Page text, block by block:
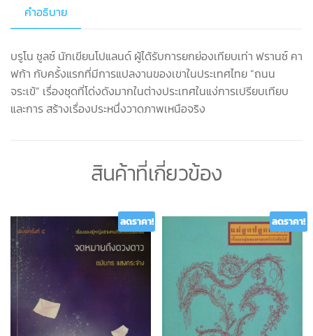
คำอธิบาย
บรูโน ชูลซ์ นักเขียนโปแลนด์ ผู้ได้รับการยกย่องเทียบเท่า ฟรานซ์ คา
ฟก้า กับครั้งแรกที่มีการแปลงานของเขาในประเทศไทย “ถนน
จระเข้” เรื่องชุดที่โด่งดังมากในต่างประเทศในแง่การเปรียบเทียบ
และการ สร้างเรื่องประหนึ่งวาดภาพเหนือจริง
สินค้าที่เกี่ยวข้อง
ลดราคา! ลดราคา!